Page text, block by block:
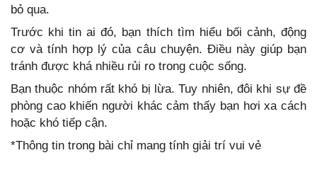
bỏ qua.
Trước khi tin ai đó, bạn thích tìm hiểu bối cảnh, động
cơ và tính hợp lý của câu chuyện. Điều này giúp bạn
tránh được khá nhiều rủi ro trong cuộc sống.
Bạn thuộc nhóm rất khó bị lừa. Tuy nhiên, đôi khi sự đề
phòng cao khiến người khác cảm thấy bạn hơi xa cách
hoặc khó tiếp cận.
*Thông tin trong bài chỉ mang tính giải trí vui vẻ